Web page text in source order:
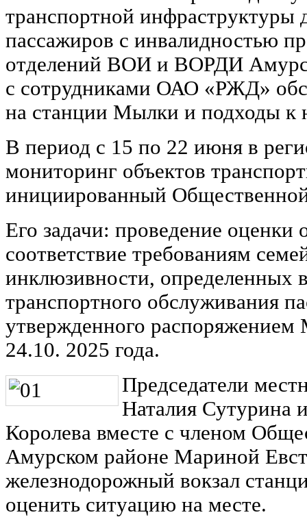
транспортной инфраструктуры
пассажиров с инвалидностью
отделений ВОИ и ВОРДИ
с сотрудниками ОАО «РЖД»
на станции Мылки и подходы к
В период с 15 по 22 июня в
мониторинг объектов
инициированный
Его задачи: проведение оценки
соответствие требованиям
инклюзивности, определенных
транспортного обслуживания
утвержденного распоряжением
24.10. 2025 года.
Председатели
Наталия
Королева вместе с членом
Амурском районе Мариной
железнодорожный вокзал
оценить ситуацию на месте.